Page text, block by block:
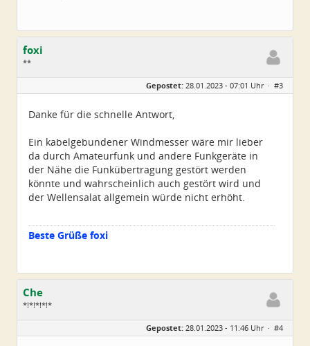
foxi
**
Geschlecht:
Beiträge:
23
Gepostet: 28.01.2023 - 07:01 Uhr · #3
Danke für die schnelle Antwort,
Ein kabelgebundener Windmesser wäre mir lieber
da durch Amateurfunk und andere Funkgeräte in
der Nähe die Funkübertragung gestört werden
könnte und wahrscheinlich auch gestört wird und
der Wellensalat allgemein würde nicht erhöht.
Beste Grüße foxi
Che
*!*!*!*!*
Alter:
72
Gepostet: 28.01.2023 - 11:46 Uhr · #4